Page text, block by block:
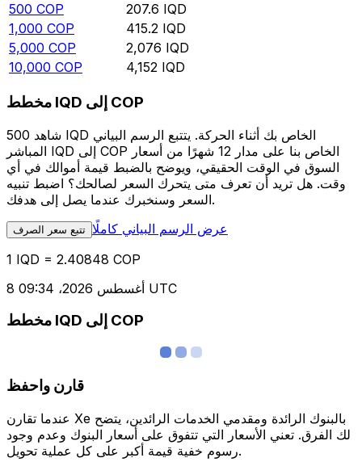
500 COP 207.6 IQD
1,000 COP 415.2 IQD
5,000 COP 2,076 IQD
10,000 COP 4,152 IQD
مخطط IQD إلى COP
شاهد 500 IQD الخاص بك أثناء الحركة. يتتبع الرسم البياني
المباشر IQD إلى COP الخاص بنا على مدار 12 شهرًا من أسعار
السوق في الوقت الحقيقي، ويوضح بالضبط قيمة أموالك في أي
وقت. هل تريد أن تعرف متى يتحرك السعر لصالحك؟ اضبط تنبيه
السعر وسنخبرك عندما يصل إلى هدفك.
تتبع سعر الصرف عرض الرسم البياني كاملًا
1 IQD = 2.40848 COP
8 أغسطس 2026، 09:34 UTC
مخطط IQD إلى COP
قارن واحفظ
عندما تقارن Xe بالبنوك الرائدة ومقدمي الخدمات الرائدين، يتضح
لك الفرق. تعني الأسعار التي تتفوق على أسعار البنوك وعدم وجود
رسوم خفية قيمة أكبر على كل عملية تحويل.